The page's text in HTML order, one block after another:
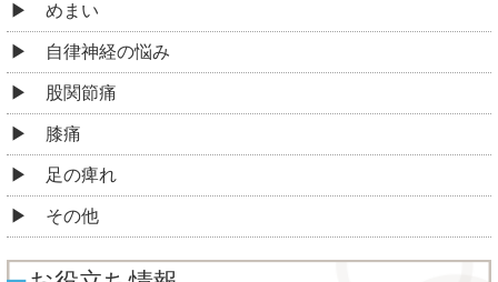
めまい
自律神経の悩み
股関節痛
膝痛
足の痺れ
その他